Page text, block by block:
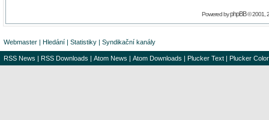
Powered byphpBB© 2001,
Webmaster | Hledání | Statistiky | Syndikační kanály
RSS News | RSS Downloads | Atom News | Atom Downloads | Plucker Text | Plucker Color